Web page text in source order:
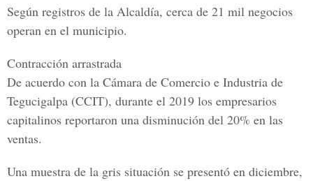
Según registros de la Alcaldía, cerca de 21 mil negocios
operan en el municipio.
Contracción arrastrada
De acuerdo con la Cámara de Comercio e Industria de
Tegucigalpa (CCIT), durante el 2019 los empresarios
capitalinos reportaron una disminución del 20% en las
ventas.
Una muestra de la gris situación se presentó en diciembre,